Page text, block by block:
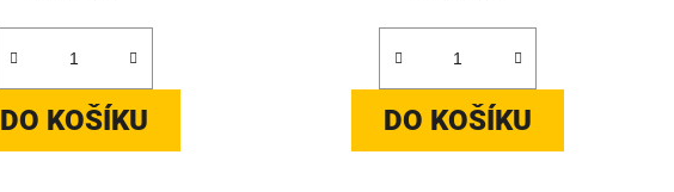
DO KOŠÍKU DO KOŠÍKU